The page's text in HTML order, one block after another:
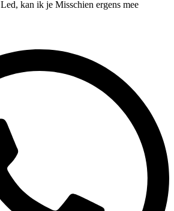
kan ik je Misschien ergens mee